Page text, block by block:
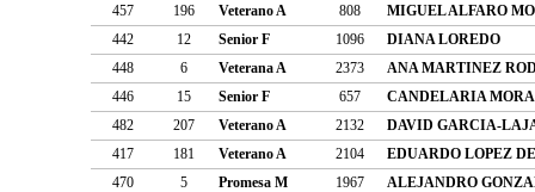
457
196 Veterano A 808
MIGUEL ALFARO
442
12 Senior F 1096
DIANA LOREDO
448
6 Veterana A 2373
ANA MARTINEZ
446
15 Senior F 657
CANDELARIA
482
207 Veterano A 2132
DAVID GARCIA-
417
181 Veterano A 2104
EDUARDO LOPEZ
470
5 Promesa M 1967
ALEJANDRO